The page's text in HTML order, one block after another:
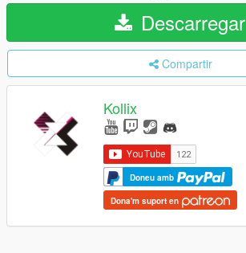
Descarregar
Compartir
Kollix
Doneu amb
Dona'm suport en